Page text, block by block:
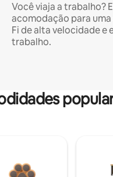
Você viaja a trabalho?
acomodação para
Fi de alta velocidade e
trabalho.